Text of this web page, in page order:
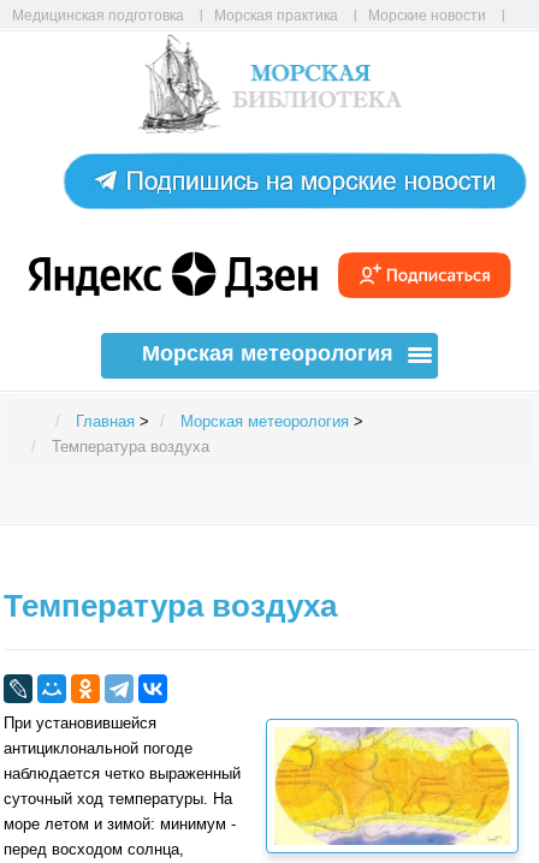
Медицинская подготовка Морская практика
Морские новости
Авиабилеты онлайн
Морская метеорология
Главная > Морская метеорология >
Температура воздуха
Температура воздуха
При установившейся
антициклональной погоде
наблюдается четко выраженный
суточный ход температуры. На
море летом и зимой: минимум -
перед восходом солнца,